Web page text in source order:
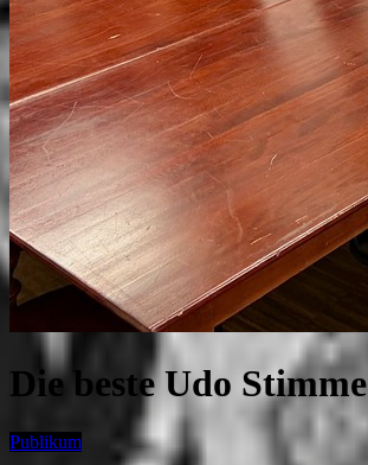
Die beste Udo Stimme
Publikum